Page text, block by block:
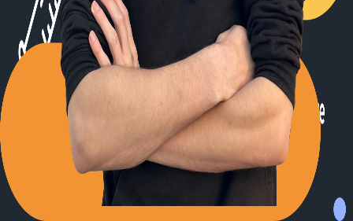
Alexander Panov 2023-12-15 21 views
LeistungenPortfolioKundenmeinungen Über uns NewsletterBlog
Impressum: RoyalZSoftware UG (haftungsbeschränkt),
Lärchenstraße 3, 82362 Weilheim in Oberbayern